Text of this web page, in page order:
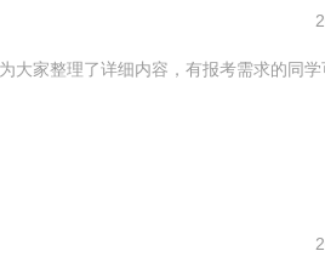
大家整理了详细内容，有报考需求的同学